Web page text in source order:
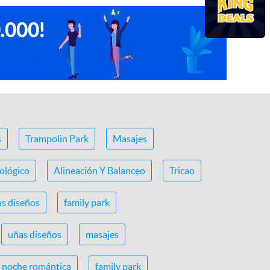
Trampolin Park Masajes
Alineación Y Balanceo Tricao
diseños family park
uñas diseños masajes
noche romántica family park